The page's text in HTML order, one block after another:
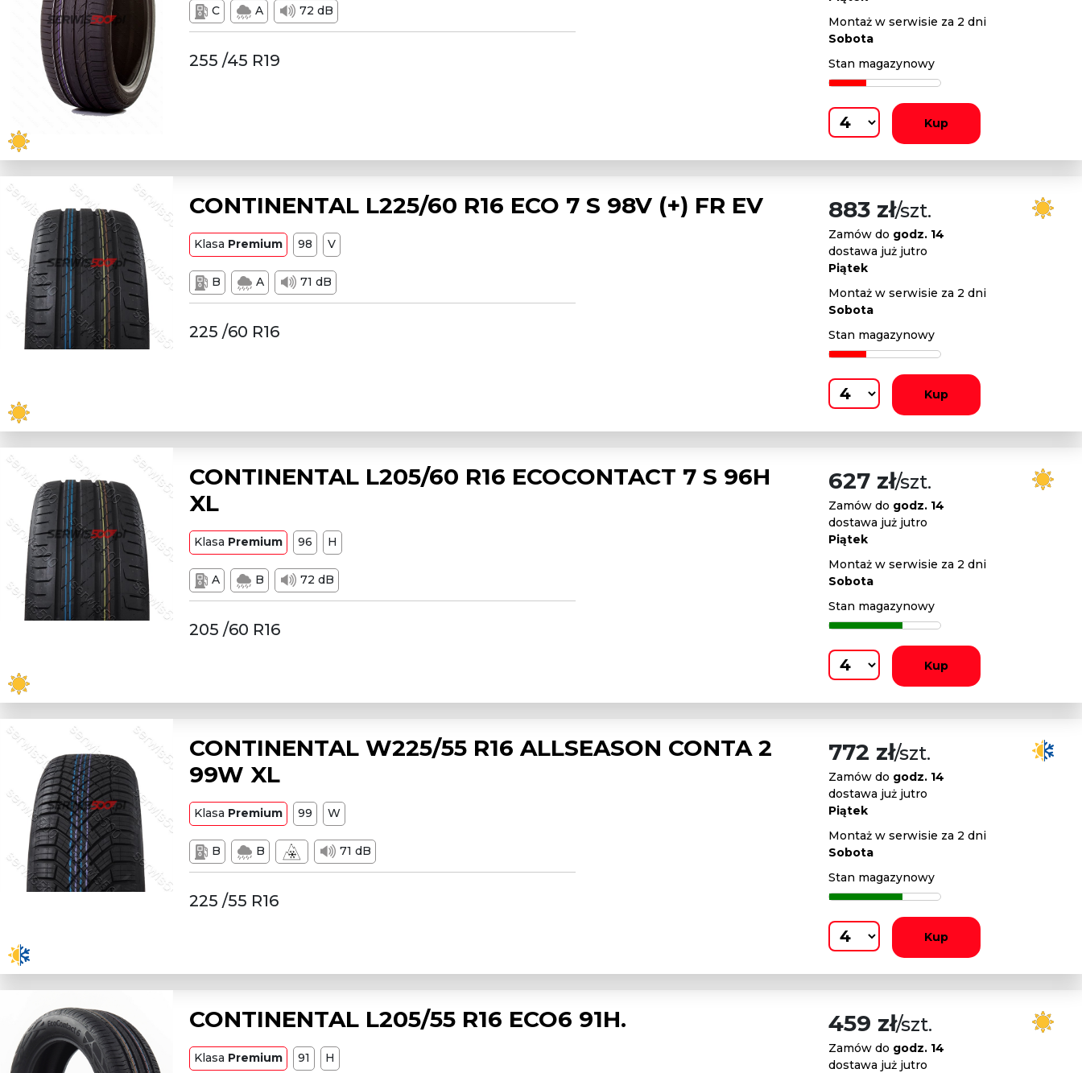
C A 72 dB
255 /45 R19
Montaż w serwisie za 2 dni
Sobota
Stan magazynowy
Kup
CONTINENTAL L225/60 R16 ECO 7 S 98V (+) FR EV
Klasa Premium 98 V
B A 71 dB
225 /60 R16
883 zł/szt.
Zamów do godz. 14
dostawa już jutro
Piątek
Montaż w serwisie za 2 dni
Sobota
Stan magazynowy
Kup
CONTINENTAL L205/60 R16 ECOCONTACT 7 S 96H
XL
Klasa Premium 96 H
A B 72 dB
205 /60 R16
627 zł/szt.
Zamów do godz. 14
dostawa już jutro
Piątek
Montaż w serwisie za 2 dni
Sobota
Stan magazynowy
Kup
CONTINENTAL W225/55 R16 ALLSEASON CONTA 2
99W XL
Klasa Premium 99 W
B B 71 dB
225 /55 R16
772 zł/szt.
Zamów do godz. 14
dostawa już jutro
Piątek
Montaż w serwisie za 2 dni
Sobota
Stan magazynowy
Kup
CONTINENTAL L205/55 R16 ECO6 91H.
Klasa Premium 91 H
459 zł/szt.
Zamów do godz. 14
dostawa już jutro